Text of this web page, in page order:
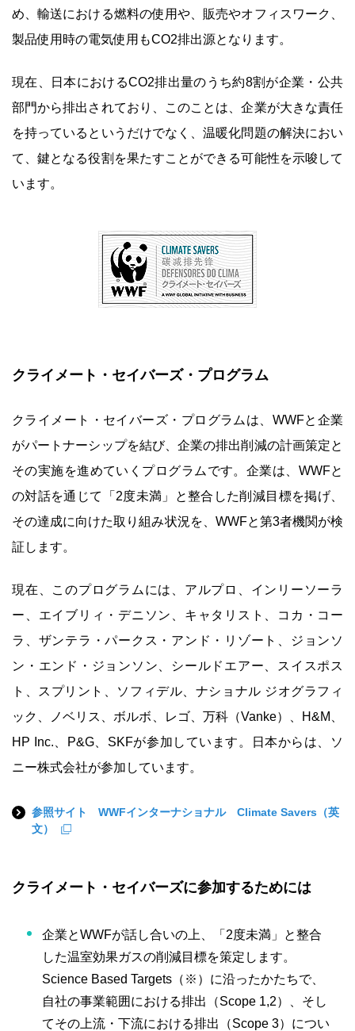
め、輸送における燃料の使用や、販売やオフィスワーク、
製品使用時の電気使用もCO2排出源となります。
現在、日本におけるCO2排出量のうち約8割が企業・公共
部門から排出されており、このことは、企業が大きな責任
を持っているというだけでなく、温暖化問題の解決におい
て、鍵となる役割を果たすことができる可能性を示唆して
います。
クライメート・セイバーズ・プログラム
クライメート・セイバーズ・プログラムは、WWFと企業
がパートナーシップを結び、企業の排出削減の計画策定と
その実施を進めていくプログラムです。企業は、WWFと
の対話を通じて「2度未満」と整合した削減目標を掲げ、
その達成に向けた取り組み状況を、WWFと第3者機関が検
証します。
現在、このプログラムには、アルプロ、インリーソーラ
ー、エイブリィ・デニソン、キャタリスト、コカ・コー
ラ、ザンテラ・パークス・アンド・リゾート、ジョンソ
ン・エンド・ジョンソン、シールドエアー、スイスポス
ト、スプリント、ソフィデル、ナショナル ジオグラフィ
ック、ノベリス、ボルボ、レゴ、万科（Vanke）、H&M、
HP Inc.、P&G、SKFが参加しています。日本からは、ソ
ニー株式会社が参加しています。
参照サイト WWFインターナショナル Climate Savers（英
文）
クライメート・セイバーズに参加するためには
企業とWWFが話し合いの上、「2度未満」と整合
した温室効果ガスの削減目標を策定します。
Science Based Targets（※）に沿ったかたちで、
自社の事業範囲における排出（Scope 1,2）、そし
てその上流・下流における排出（Scope 3）につい